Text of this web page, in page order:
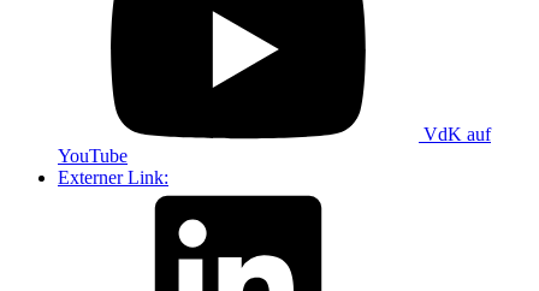
VdK auf
YouTube
Externer Link: